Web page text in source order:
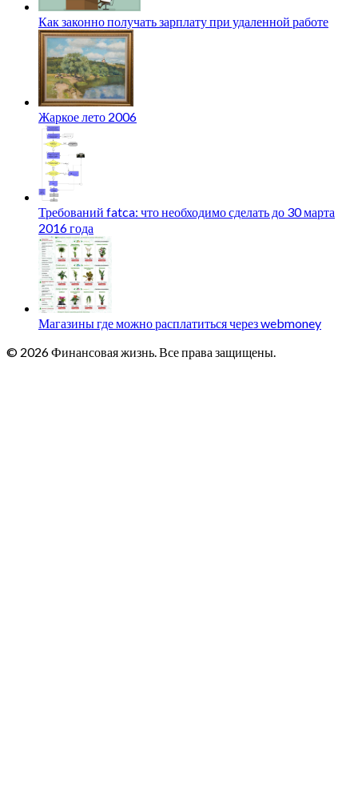
Как законно получать зарплату при удаленной работе
Жаркое лето 2006
Требований fatca: что необходимо сделать до 30 марта
2016 года
Магазины где можно расплатиться через webmoney
© 2026 Финансовая жизнь. Все права защищены.